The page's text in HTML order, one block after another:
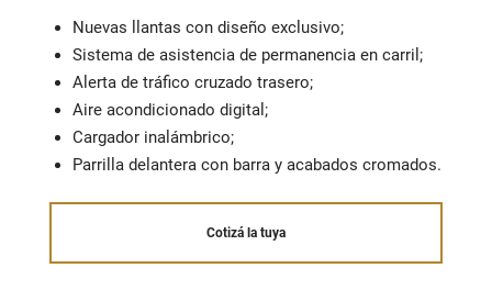
Nuevas llantas con diseño exclusivo;
Sistema de asistencia de permanencia en carril;
Alerta de tráfico cruzado trasero;
Aire acondicionado digital;
Cargador inalámbrico;
Parrilla delantera con barra y acabados cromados.
Cotizá la tuya